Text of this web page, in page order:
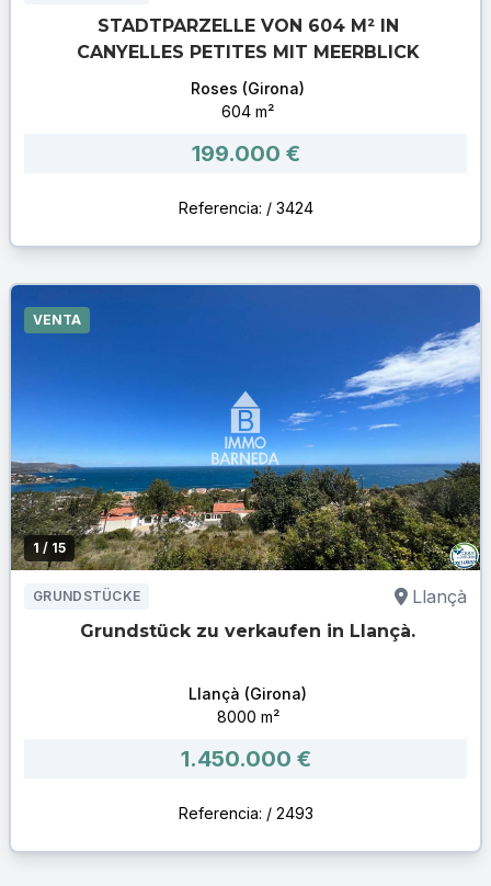
STADTPARZELLE VON 604 M² IN
CANYELLES PETITES MIT MEERBLICK
Roses (Girona)
604 m²
199.000 €
Referencia: / 3424
1 / 15
VENTA
GRUNDSTÜCKE Llançà
Grundstück zu verkaufen in Llançà.
Llançà (Girona)
8000 m²
1.450.000 €
Referencia: / 2493